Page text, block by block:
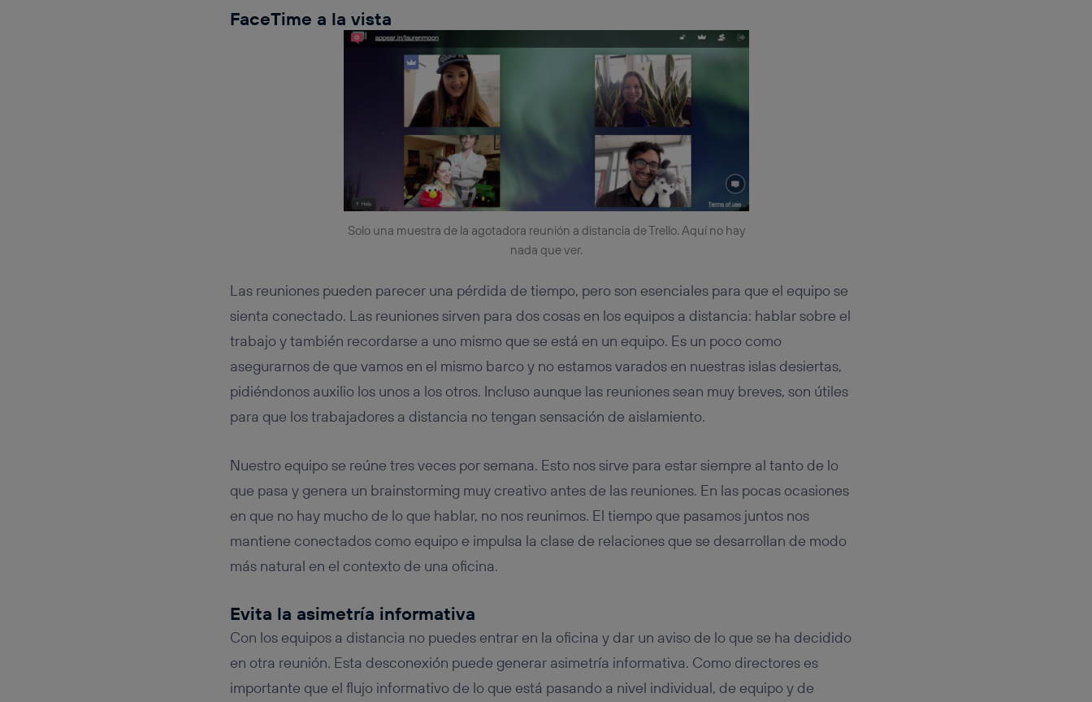
FaceTime a la vista
Solo una muestra de la agotadora reunión a distancia de Trello. Aquí no hay
nada que ver.
Las reuniones pueden parecer una pérdida de tiempo, pero son esenciales para que el equipo se
sienta conectado. Las reuniones sirven para dos cosas en los equipos a distancia: hablar sobre el
trabajo y también recordarse a uno mismo que se está en un equipo. Es un poco como
asegurarnos de que vamos en el mismo barco y no estamos varados en nuestras islas desiertas,
pidiéndonos auxilio los unos a los otros. Incluso aunque las reuniones sean muy breves, son útiles
para que los trabajadores a distancia no tengan sensación de aislamiento.
Nuestro equipo se reúne tres veces por semana. Esto nos sirve para estar siempre al tanto de lo
que pasa y genera un brainstorming muy creativo antes de las reuniones. En las pocas ocasiones
en que no hay mucho de lo que hablar, no nos reunimos. El tiempo que pasamos juntos nos
mantiene conectados como equipo e impulsa la clase de relaciones que se desarrollan de modo
más natural en el contexto de una oficina.
Evita la asimetría informativa
Con los equipos a distancia no puedes entrar en la oficina y dar un aviso de lo que se ha decidido
en otra reunión. Esta desconexión puede generar asimetría informativa. Como directores es
importante que el flujo informativo de lo que está pasando a nivel individual, de equipo y de